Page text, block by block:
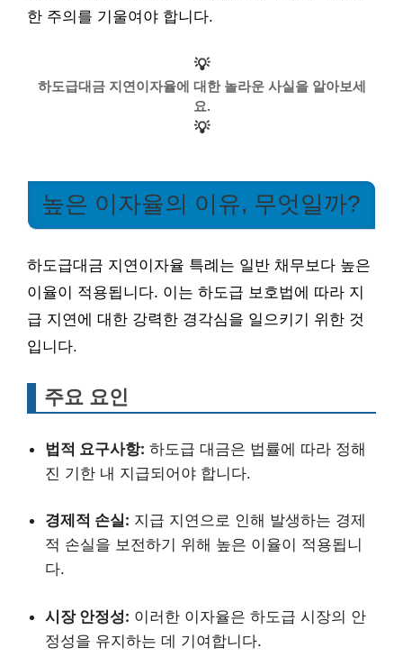
한 주의를 기울여야 합니다.
💡
하도급대금 지연이자율에 대한 놀라운 사실을 알아보세
요.
💡
높은 이자율의 이유, 무엇일까?
하도급대금 지연이자율 특례는 일반 채무보다 높은
이율이 적용됩니다. 이는 하도급 보호법에 따라 지
급 지연에 대한 강력한 경각심을 일으키기 위한 것
입니다.
주요 요인
법적 요구사항: 하도급 대금은 법률에 따라 정해
진 기한 내 지급되어야 합니다.
경제적 손실: 지급 지연으로 인해 발생하는 경제
적 손실을 보전하기 위해 높은 이율이 적용됩니
다.
시장 안정성: 이러한 이자율은 하도급 시장의 안
정성을 유지하는 데 기여합니다.